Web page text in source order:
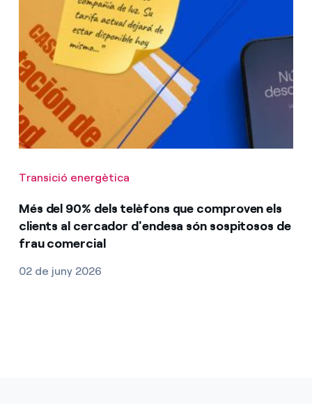
Transició energètica
Més del 90% dels telèfons que comproven els
clients al cercador d'endesa són sospitosos de
frau comercial
02 de juny 2026